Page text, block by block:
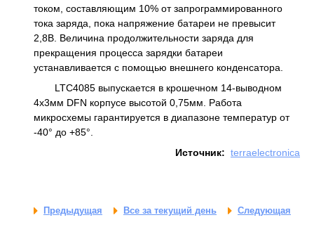
током, составляющим 10% от запрограммированного
тока заряда, пока напряжение батареи не превысит
2,8В. Величина продолжительности заряда для
прекращения процесса зарядки батареи
устанавливается с помощью внешнего конденсатора.
LTC4085 выпускается в крошечном 14-выводном
4х3мм DFN корпусе высотой 0,75мм. Работа
микросхемы гарантируется в диапазоне температур от
-40° до +85°.
Источник: terraelectronica
Предыдущая Все за текущий день Следующая